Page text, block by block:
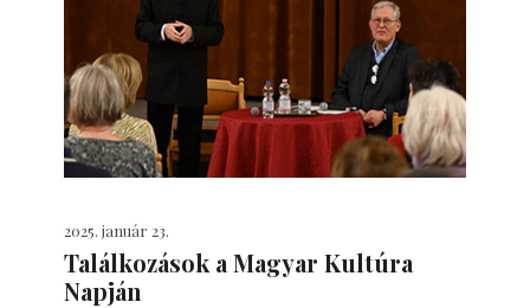
2025. január 23.
Találkozások a Magyar Kultúra
Napján